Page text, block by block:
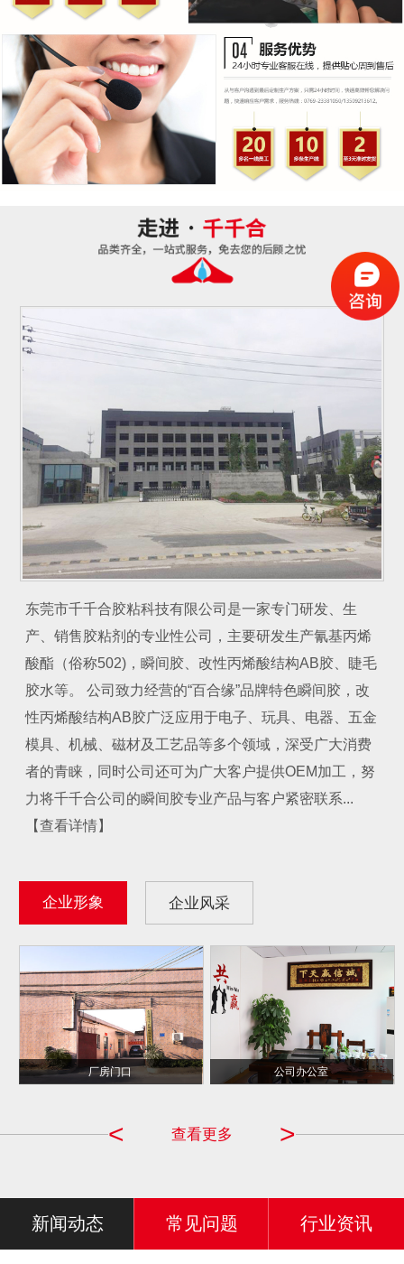
东莞市千千合胶粘科技有限公司是一家专门研发、生
产、销售胶粘剂的专业性公司，主要研发生产氰基丙烯
酸酯（俗称502)，瞬间胶、改性丙烯酸结构AB胶、睫毛
胶水等。 公司致力经营的“百合缘”品牌特色瞬间胶，改
性丙烯酸结构AB胶广泛应用于电子、玩具、电器、五金
模具、机械、磁材及工艺品等多个领域，深受广大消费
者的青睐，同时公司还可为广大客户提供OEM加工，努
力将千千合公司的瞬间胶专业产品与客户紧密联系...
【查看详情】
企业形象 企业风采
厂房门口 公司办公室
>
查看更多
<
千千合 CCTV ... 品牌商
新闻动态 常见问题 行业资讯